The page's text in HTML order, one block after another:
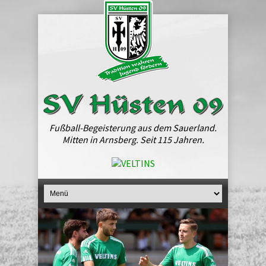
Fußball-Begeisterung aus dem Sauerland.
Mitten in Arnsberg. Seit 115 Jahren.